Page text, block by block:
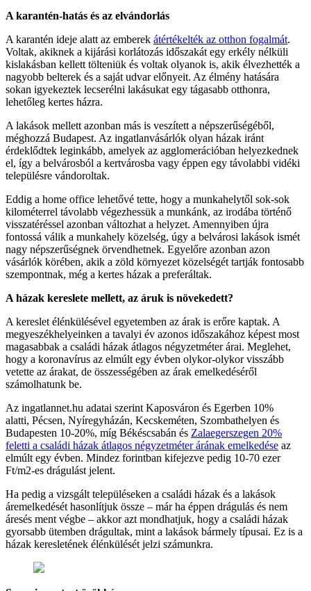
A karantén-hatás és az elvándorlás
A karantén ideje alatt az emberek átértékelték az otthon fogalmát.
Voltak, akiknek a kijárási korlátozás időszakát egy erkély nélküli
kislakásban kellett tölteniük és voltak olyanok is, akik élvezhették a
nagyobb belterek és a saját udvar előnyeit. Az élmény hatására
sokan igyekeztek lecserélni lakásukat egy tágasabb otthonra,
lehetőleg kertes házra.
A lakások mellett azonban más is veszített a népszerűségéből,
méghozzá Budapest. Az ingatlanvásárlók olyan házak iránt
érdeklődtek leginkább, amelyek az agglomerációban helyezkednek
el, így a belvárosból a kertvárosba vagy éppen egy távolabbi vidéki
településre vándoroltak.
Eddig a home office lehetővé tette, hogy a munkahelytől sok-sok
kilométerrel távolabb végezhessük a munkánk, az irodába történő
visszatéréssel azonban változhat a helyzet. Amennyiben újra
fontossá válik a munkahely közelség, úgy a belvárosi lakások ismét
nagy népszerűségnek örvendhetnek. Egyelőre azonban azon
vásárlók körében, akik a zöld környezet közelségét tartják fontosabb
szempontnak, még a kertes házak a preferáltak.
A házak kereslete mellett, az áruk is növekedett?
A kereslet élénkülésével egyetemben az árak is erőre kaptak. A
megyeszékhelyeinken a tavalyi év azonos időszakához képest most
magasabbak a családi házak átlagos négyzetméter árai. Meglehet,
hogy a koronavírus az elmúlt egy évben olykor-olykor visszább
vetette az árakat, de összességében az árak emelkedéséről
számolhatunk be.
Az ingatlannet.hu adatai szerint Kaposváron és Egerben 10%
alatti, Pécsen, Nyíregyházán, Kecskeméten, Szombathelyen és
Budapesten 10-20%, míg Békéscsabán és Zalaegerszegen 20%
feletti a családi házak átlagos négyzetméter árának emelkedése az
elmúlt egy évben. Mindez forintban kifejezve pedig 10-70 ezer
Ft/m2-es drágulást jelent.
Ha pedig a vizsgált településeken a családi házak és a lakások
áremelkedését hasonlítjuk össze – már ha éppen drágulás és nem
áresés ment végbe – akkor azt mondhatjuk, hogy a családi házak
gyorsabb ütemben drágultak, mint a lakások bármely típusai. Ez is a
házak keresletének élénkülését jelzi számunkra.